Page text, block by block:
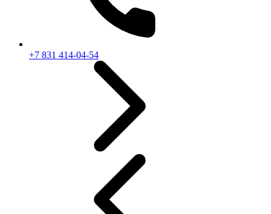
+7 831 414-04-54